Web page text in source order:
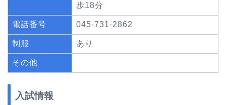
歩18分
電話番号 045-731-2862
制服 あり
その他
入試情報